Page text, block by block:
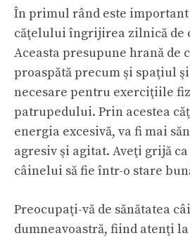
În primul rând este important
căţelului îngrijirea zilnică de
Aceasta presupune hrană de
proaspătă precum şi spaţiul
necesare pentru exerciţiile
patrupedului. Prin acestea
energia excesivă, va fi mai
agresiv şi agitat. Aveţi grijă
câinelui să fie într-o stare
Preocupaţi-vă de sănătatea
dumneavoastră, fiind atenţi